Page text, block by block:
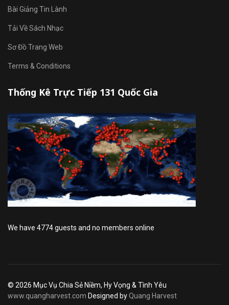
Bài Giảng Tin Lành
Tải Về Sách Nhạc
Sơ Đồ Trang Web
Terms & Conditions
Thống Kê Trực Tiếp 131 Quốc Gia
We have 4774 guests and no members online
© 2026 Mục Vụ Chia Sẻ Niềm, Hy Vọng & Tình Yêu
www.quangharvest.com Designed byQuang Harvest